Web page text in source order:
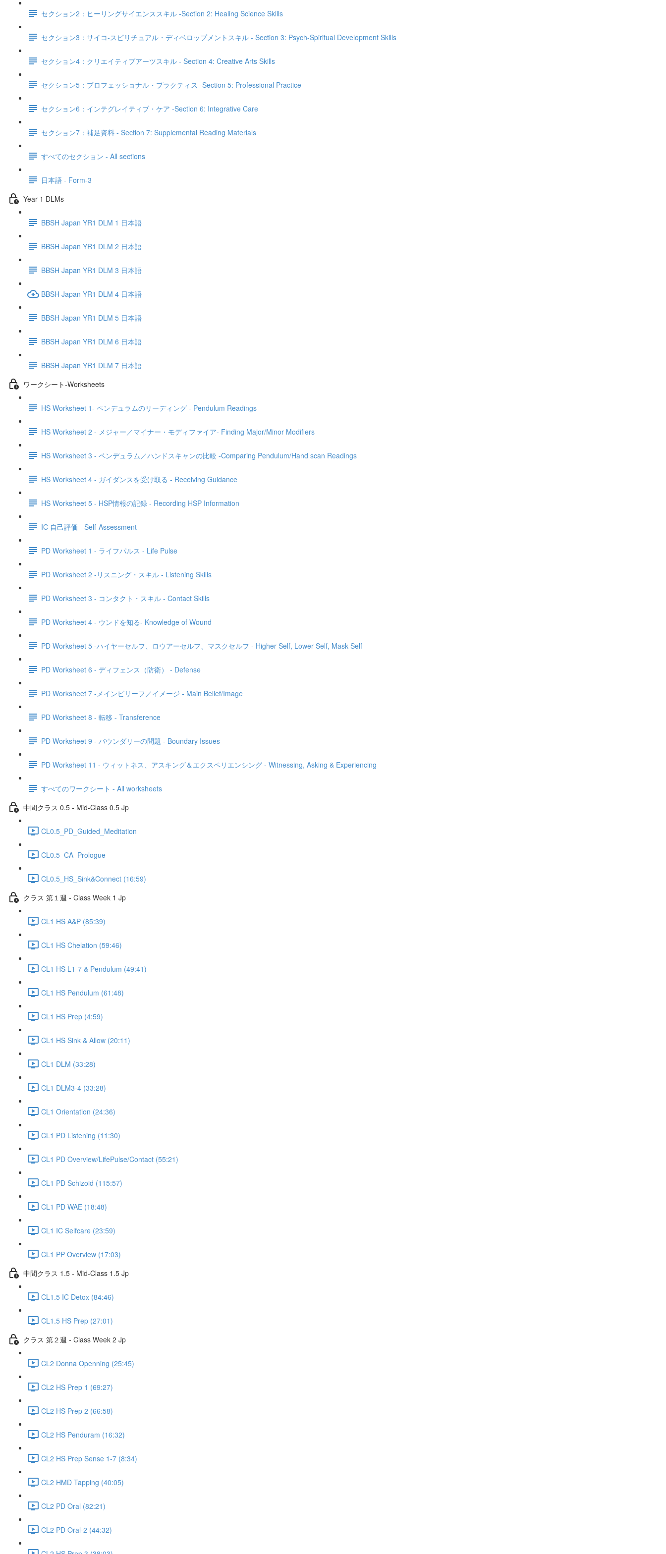
セクション2：ヒーリングサイエンススキル -Section 2: Healing Science Skills
セクション3：サイコ‐スピリチュアル・ディベロップメントスキル - Section 3: Psych-Spiritual Development Skills
セクション4：クリエイティブアーツスキル - Section 4: Creative Arts Skills
セクション5：プロフェッショナル・プラクティス -Section 5: Professional Practice
セクション6：インテグレイティブ・ケア -Section 6: Integrative Care
セクション7：補足資料 - Section 7: Supplemental Reading Materials
すべてのセクション - All sections
日本語 - Form-3
Year 1 DLMs
BBSH Japan YR1 DLM 1 日本語
BBSH Japan YR1 DLM 2 日本語
BBSH Japan YR1 DLM 3 日本語
BBSH Japan YR1 DLM 4 日本語
BBSH Japan YR1 DLM 5 日本語
BBSH Japan YR1 DLM 6 日本語
BBSH Japan YR1 DLM 7 日本語
ワークシート-Worksheets
HS Worksheet 1- ペンデュラムのリーディング - Pendulum Readings
HS Worksheet 2 - メジャー／マイナー・モディファイア- Finding Major/Minor Modifiers
HS Worksheet 3 - ペンデュラム／ハンドスキャンの比較 -Comparing Pendulum/Hand scan Readings
HS Worksheet 4 - ガイダンスを受け取る - Receiving Guidance
HS Worksheet 5 - HSP情報の記録 - Recording HSP Information
IC 自己評価 - Self-Assessment
PD Worksheet 1 - ライフパルス - Life Pulse
PD Worksheet 2 -リスニング・スキル - Listening Skills
PD Worksheet 3 - コンタクト・スキル - Contact Skills
PD Worksheet 4 - ウンドを知る- Knowledge of Wound
PD Worksheet 5 -ハイヤーセルフ、ロウアーセルフ、マスクセルフ - Higher Self, Lower Self, Mask Self
PD Worksheet 6 - ディフェンス（防衛） - Defense
PD Worksheet 7 -メインビリーフ／イメージ - Main Belief/Image
PD Worksheet 8 - 転移 - Transference
PD Worksheet 9 - バウンダリーの問題 - Boundary Issues
PD Worksheet 11 - ウィットネス、アスキング＆エクスペリエンシング - Witnessing, Asking & Experiencing
すべてのワークシート - All worksheets
中間クラス 0.5 - Mid-Class 0.5 Jp
CL0.5_PD_Guided_Meditation
CL0.5_CA_Prologue
CL0.5_HS_Sink&Connect (16:59)
クラス 第１週 - Class Week 1 Jp
CL1 HS A&P (85:39)
CL1 HS Chelation (59:46)
CL1 HS L1-7 & Pendulum (49:41)
CL1 HS Pendulum (61:48)
CL1 HS Prep (4:59)
CL1 HS Sink & Allow (20:11)
CL1 DLM (33:28)
CL1 DLM3-4 (33:28)
CL1 Orientation (24:36)
CL1 PD Listening (11:30)
CL1 PD Overview/LifePulse/Contact (55:21)
CL1 PD Schizoid (115:57)
CL1 PD WAE (18:48)
CL1 IC Selfcare (23:59)
CL1 PP Overview (17:03)
中間クラス 1.5 - Mid-Class 1.5 Jp
CL1.5 IC Detox (84:46)
CL1.5 HS Prep (27:01)
クラス 第２週 - Class Week 2 Jp
CL2 Donna Openning (25:45)
CL2 HS Prep 1 (69:27)
CL2 HS Prep 2 (66:58)
CL2 HS Penduram (16:32)
CL2 HS Prep Sense 1-7 (8:34)
CL2 HMD Tapping (40:05)
CL2 PD Oral (82:21)
CL2 PD Oral-2 (44:32)